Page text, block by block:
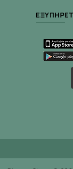
Aραιώστε
νερού
Σε καλά
διάλυμα
Σκουπίστε